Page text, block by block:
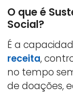
O que é
Social?
É a
receita,
no tempo
de doações,